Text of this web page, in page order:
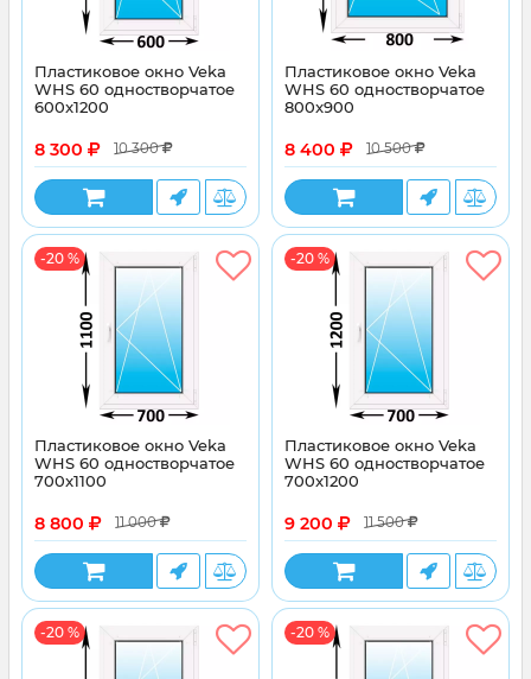
Пластиковое окно Veka
WHS 60 одностворчатое
600x1200
8 300 10 300
Пластиковое окно Veka
WHS 60 одностворчатое
800x900
8 400 10 500
-20 %
Пластиковое окно Veka
WHS 60 одностворчатое
700x1100
8 800 11 000
-20 %
Пластиковое окно Veka
WHS 60 одностворчатое
700x1200
9 200 11 500
-20 % -20 %